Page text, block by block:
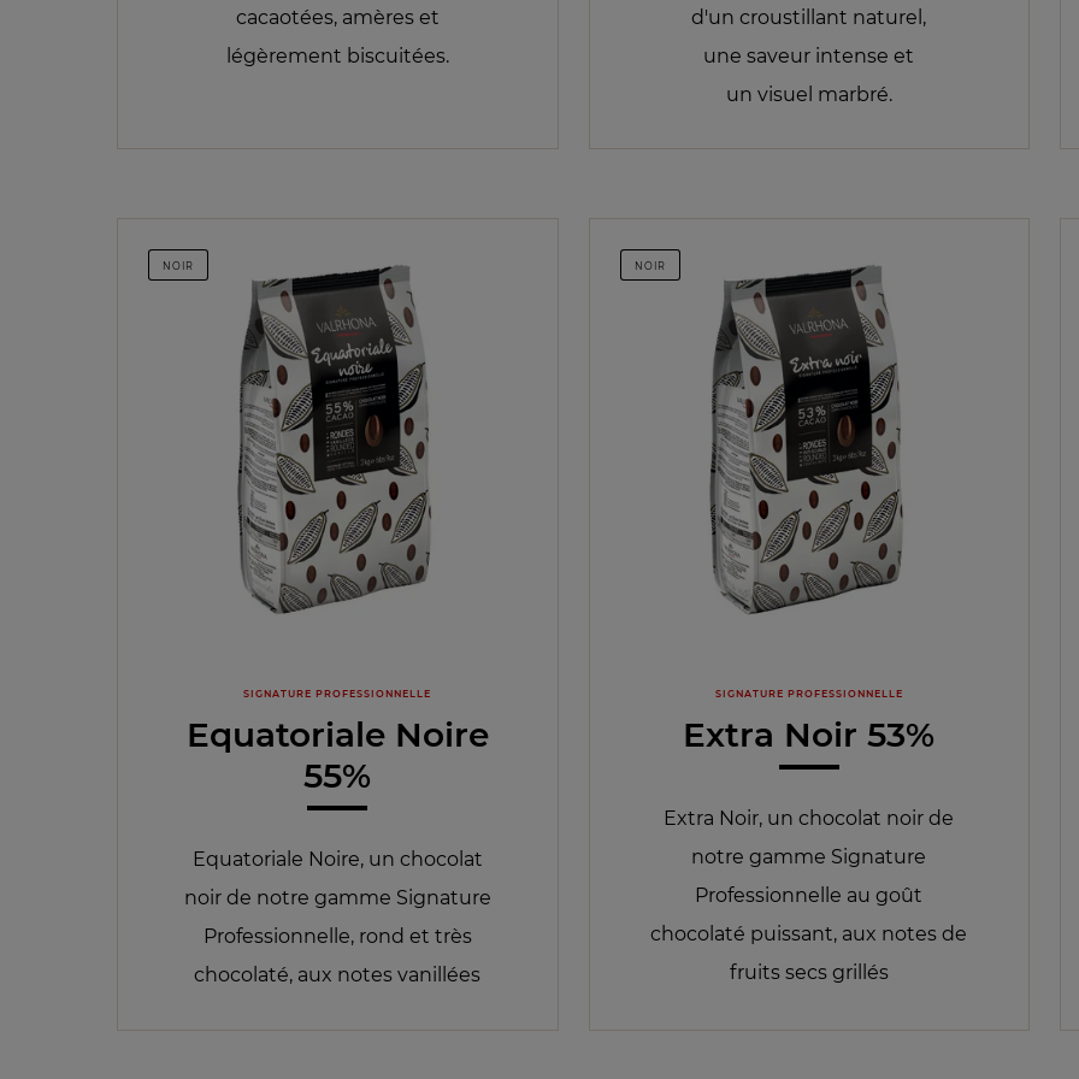
cacaotées, amères et
légèrement biscuitées.
d'un croustillant naturel,
une saveur intense et
un visuel marbré.
NOIR
SIGNATURE PROFESSIONNELLE
Equatoriale Noire
55%
Equatoriale Noire, un chocolat
noir de notre gamme Signature
Professionnelle, rond et très
chocolaté, aux notes vanillées
NOIR
SIGNATURE PROFESSIONNELLE
Extra Noir 53%
Extra Noir, un chocolat noir de
notre gamme Signature
Professionnelle au goût
chocolaté puissant, aux notes de
fruits secs grillés